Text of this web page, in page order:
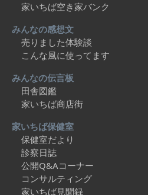
家いちば空き家バンク
みんなの感想文
売りました体験談
こんな風に使ってます
みんなの伝言板
田舎図鑑
家いちば商店街
家いちば保健室
保健室だより
診察日誌
公開Q&Aコーナー
コンサルティング
家いちば見聞録